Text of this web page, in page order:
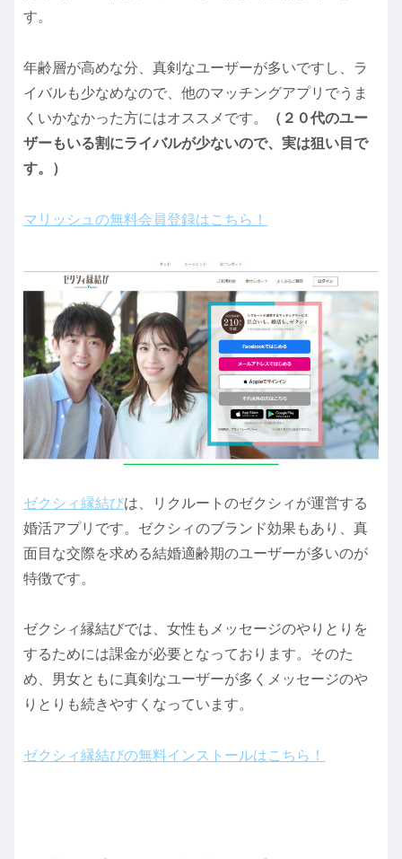
す。
年齢層が高めな分、真剣なユーザーが多いですし、ラ
イバルも少なめなので、他のマッチングアプリでうま
くいかなかった方にはオススメです。
（２０代のユー
ザーもいる割にライバルが少ないので、実は狙い目で
す。）
マリッシュの無料会員登録はこちら！
ゼクシィ縁結びは、リクルートのゼクシィが運営する
婚活アプリです。ゼクシィのブランド効果もあり、真
面目な交際を求める結婚適齢期のユーザーが多いのが
特徴です。
ゼクシィ縁結びでは、女性もメッセージのやりとりを
するためには課金が必要となっております。そのた
め、男女ともに真剣なユーザーが多くメッセージのや
りとりも続きやすくなっています。
ゼクシィ縁結びの無料インストールはこちら！